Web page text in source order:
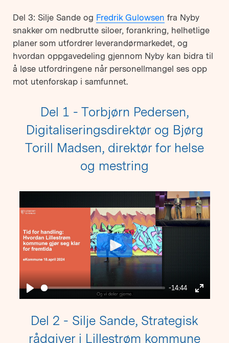
Del 3: Silje Sande og Fredrik Gulowsen fra Nyby
snakker om nedbrutte siloer, forankring, helhetlige
planer som utfordrer leverandørmarkedet, og
hvordan oppgavedeling gjennom Nyby kan bidra til
å løse utfordringene når personellmangel ses opp
mot utenforskap i samfunnet.
Del 1 - Torbjørn Pedersen,
Digitaliseringsdirektør og Bjørg
Torill Madsen, direktør for helse
og mestring
Play
-14:44
Enter
Play
Del 2 - Silje Sande, Strategisk
rådgiver i Lillestrøm kommune